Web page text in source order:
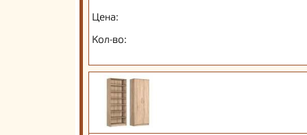
Цена:
Кол-во: